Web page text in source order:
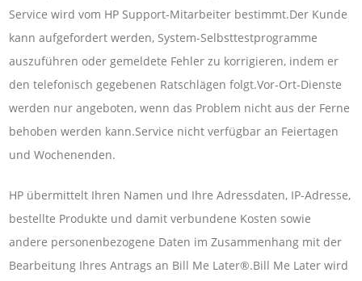
Service wird vom HP Support-Mitarbeiter bestimmt.Der Kunde
kann aufgefordert werden, System-Selbsttestprogramme
auszuführen oder gemeldete Fehler zu korrigieren, indem er
den telefonisch gegebenen Ratschlägen folgt.Vor-Ort-Dienste
werden nur angeboten, wenn das Problem nicht aus der Ferne
behoben werden kann.Service nicht verfügbar an Feiertagen
und Wochenenden.
HP übermittelt Ihren Namen und Ihre Adressdaten, IP-Adresse,
bestellte Produkte und damit verbundene Kosten sowie
andere personenbezogene Daten im Zusammenhang mit der
Bearbeitung Ihres Antrags an Bill Me Later®.Bill Me Later wird